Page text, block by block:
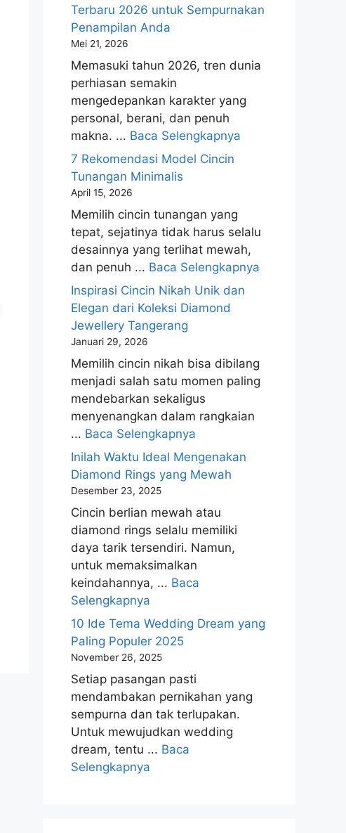
Terbaru 2026 untuk Sempurnakan
Penampilan Anda
Mei 21, 2026
Memasuki tahun 2026, tren dunia
perhiasan semakin
mengedepankan karakter yang
personal, berani, dan penuh
makna. ... Baca Selengkapnya
7 Rekomendasi Model Cincin
Tunangan Minimalis
April 15, 2026
Memilih cincin tunangan yang
tepat, sejatinya tidak harus selalu
desainnya yang terlihat mewah,
dan penuh ... Baca Selengkapnya
Inspirasi Cincin Nikah Unik dan
Elegan dari Koleksi Diamond
Jewellery Tangerang
Januari 29, 2026
Memilih cincin nikah bisa dibilang
menjadi salah satu momen paling
mendebarkan sekaligus
menyenangkan dalam rangkaian
... Baca Selengkapnya
Inilah Waktu Ideal Mengenakan
Diamond Rings yang Mewah
Desember 23, 2025
Cincin berlian mewah atau
diamond rings selalu memiliki
daya tarik tersendiri. Namun,
untuk memaksimalkan
keindahannya, ... Baca
Selengkapnya
10 Ide Tema Wedding Dream yang
Paling Populer 2025
November 26, 2025
Setiap pasangan pasti
mendambakan pernikahan yang
sempurna dan tak terlupakan.
Untuk mewujudkan wedding
dream, tentu ... Baca
Selengkapnya